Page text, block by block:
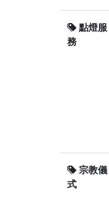
點燈服
務
宗教儀
式